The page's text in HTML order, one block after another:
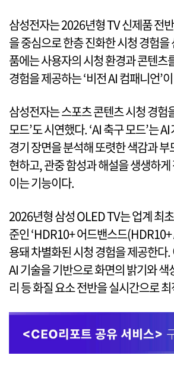
삼성전자는 2026년형 TV 신제품 전
을 중심으로 한층 진화한 시청 경험
품에는 사용자의 시청 환경과 콘텐츠
경험을 제공하는 ‘비전 AI 컴패니언’
삼성전자는 스포츠 콘텐츠 시청 경험
모드’도 시연했다. ‘AI 축구 모드’는
경기 장면을 분석해 또렷한 색감과
현하고, 관중 함성과 해설을 생생하
이는 기능이다.
2026년형 삼성 OLED TV는 업계 최
준인 ‘HDR10+ 어드밴스드
용돼 차별화된 시청 경험을 제공한다
AI 기술을 기반으로 화면의 밝기와 색
리 등 화질 요소 전반을 실시간으로